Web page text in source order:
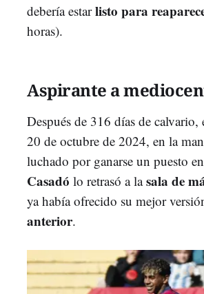
debería estarlisto para
horas).
Aspirante a
Después de 316 días de calvario,
20 de octubre de 2024, en la
luchado por ganarse un puesto
Casadó lo retrasó a lasala de
ya había ofrecido su mejor
anterior.